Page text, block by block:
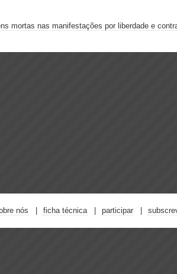
mortas nas manifestações por liberdade e
nós ficha técnica participar